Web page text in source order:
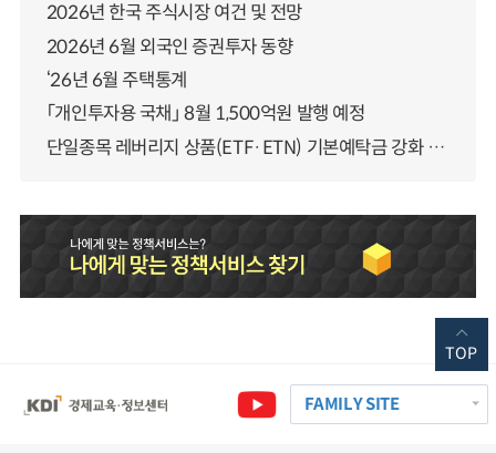
2026년 한국 주식시장 여건 및 전망
2026년 6월 외국인 증권투자 동향
‘26년 6월 주택통계
「개인투자용 국채」 8월 1,500억원 발행 예정
단일종목 레버리지 상품(ETF·ETN) 기본예탁금 강화 조기시행 방안 안내
FAMILY SITE
TOP